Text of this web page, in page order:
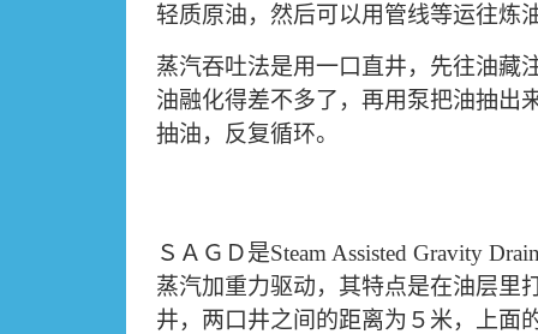
轻质原油，然后可以用管线等运往炼
蒸汽吞吐法是用一口直井，先往油藏
油融化得差不多了，再用泵把油抽出
抽油，反复循环。
ＳＡＧＤ是Steam Assisted Gravity
蒸汽加重力驱动，其特点是在油层里
井，两口井之间的距离为５米，上面